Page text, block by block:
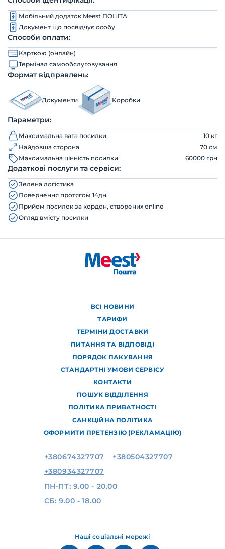
Мобільний додаток Meest ПОШТА
Документ що посвідчує особу
Способи оплати:
Карткою (онлайн)
Термінал самообслуговування
Формат відправлень:
Документи Коробки
Параметри:
Максимальна вага посилки
10 кг
Найдовша сторона
70 см
Максимальна цінність посилки
60000 грн
Додаткові послуги та сервіси:
Зелена логістика
Повернення протягом 14дн.
Прийом посилок за кордон, створених online
Огляд вмісту посилки
ВСІ НОВИНИ
ТАРИФИ
ТЕРМІНИ ДОСТАВКИ
ПИТАННЯ ТА ВІДПОВІДІ
ПОРЯДОК ПАКУВАННЯ
СТАНДАРТНІ УМОВИ СЕРВІСУ
КОНТАКТИ
ПОШУК ВІДДІЛЕННЯ
ПОЛІТИКА ПРИВАТНОСТІ
САНКЦІЙНА ПОЛІТИКА
ОФОРМИТИ ПРЕТЕНЗІЮ (РЕКЛАМАЦІЮ)
Наші соціальні мережі
+380674327707
+380504327707
+380934327707
ПН-ПТ: 9.00 - 20.00
СБ: 9.00 - 18.00